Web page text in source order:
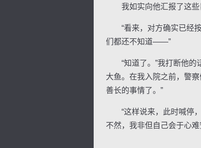
我如实向他汇报了这些
“看来，对方确实已经按
们都还不知道——”
“知道了。”我打断他的
大鱼。在我入院之前，警
善长的事情了。”
“这样说来，此时喊停，
不然，我非但自己会于心